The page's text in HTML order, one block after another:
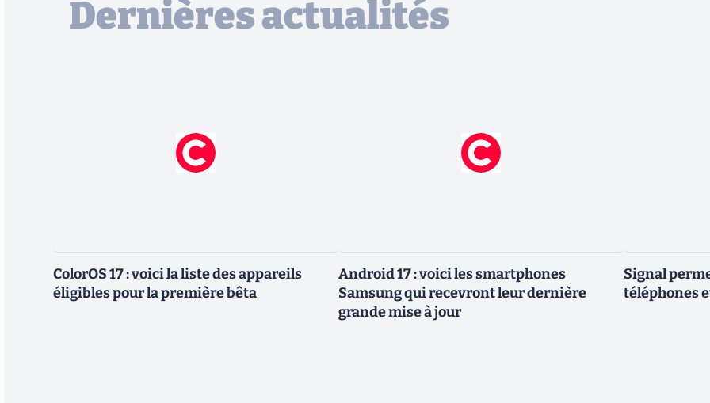
Dernières actualités
ColorOS 17 : voici la liste des appareils
éligibles pour la première bêta
Android 17 : voici les smartphones
Samsung qui recevront leur dernière
grande mise à jour
Signal
téléphones